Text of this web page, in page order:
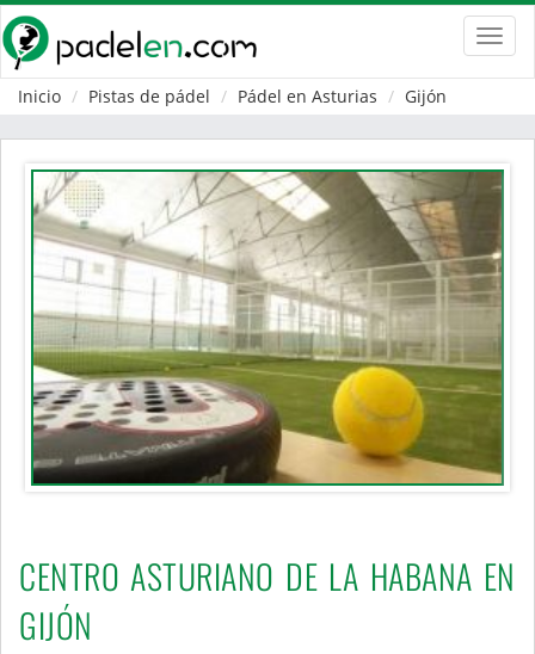
Inicio
Pistas de pádel Pádel en Asturias Gijón
CENTRO ASTURIANO DE LA HABANA EN
GIJÓN